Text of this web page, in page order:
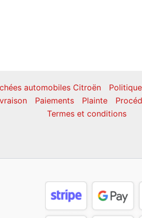
automobiles Citroën
Paiements Plainte
Termes et conditions